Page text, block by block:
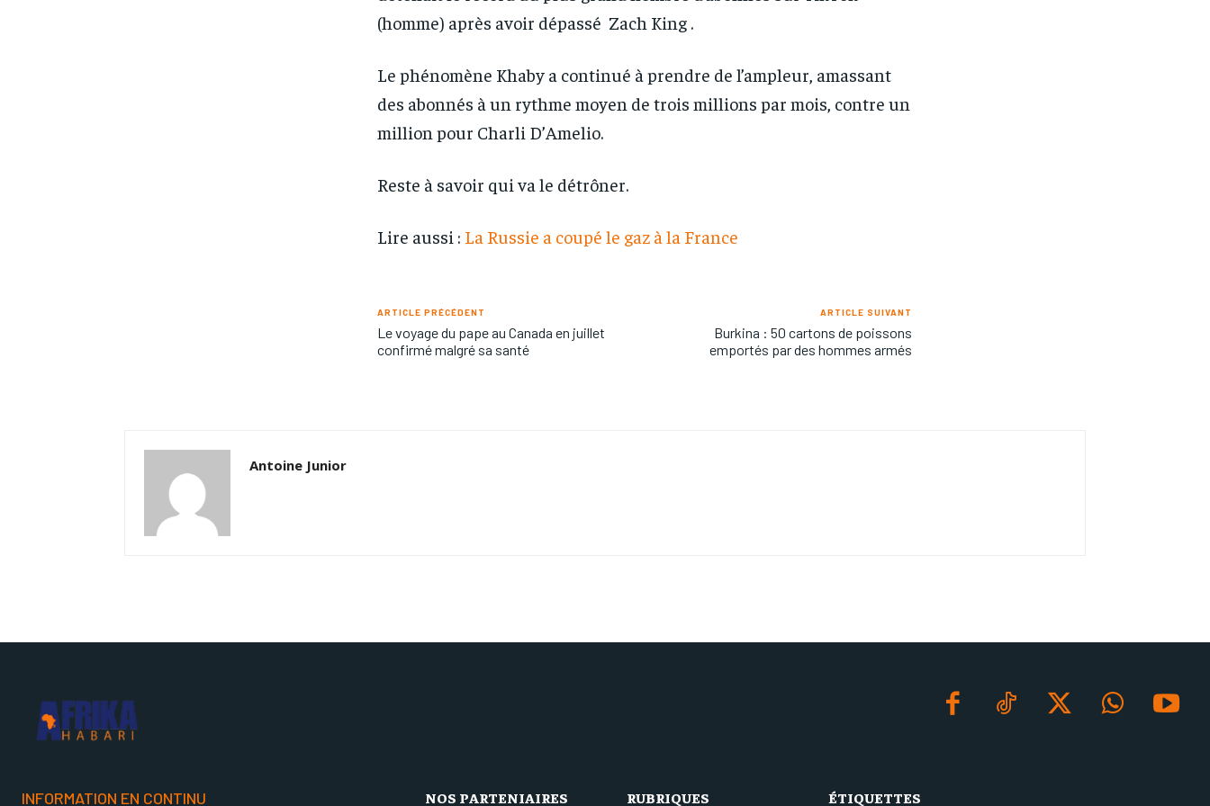
(homme) après avoir dépassé Zach King .
Le phénomène Khaby a continué à prendre de l’ampleur, amassant
des abonnés à un rythme moyen de trois millions par mois, contre un
million pour Charli D’Amelio.
Reste à savoir qui va le détrôner.
Lire aussi : La Russie a coupé le gaz à la France
ARTICLE PRÉCÉDENT
Le voyage du pape au Canada en juillet
confirmé malgré sa santé
ARTICLE SUIVANT
Burkina : 50 cartons de poissons
emportés par des hommes armés
Antoine Junior
INFORMATION EN CONTINU NOS PARTENIAIRES RUBRIQUES ÉTIQUETTES